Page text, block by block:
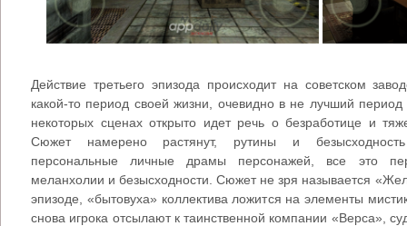
Действие третьего эпизода происходит на советском
какой-то период своей жизни, очевидно в не лучший
некоторых сценах открыто идет речь о безработице и
Сюжет намерено растянут, рутины и
персональные личные драмы персонажей, все это
меланхолии и безысходности. Сюжет не зря называется
эпизоде, «бытовуха» коллектива ложится на элементы
снова игрока отсылают к таинственной компании «Верса»,